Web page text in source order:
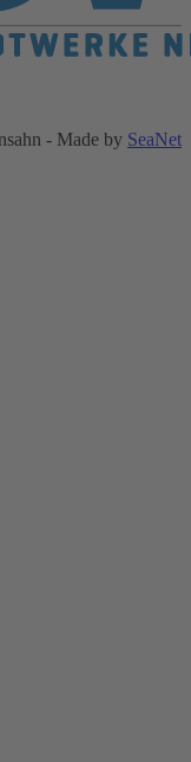
- Made by SeaNet